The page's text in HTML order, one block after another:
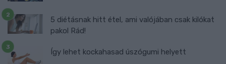
5 diétásnak hitt étel, ami valójában csak kilókat
pakol Rád!
Így lehet kockahasad úszógumi helyett